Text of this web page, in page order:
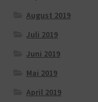
August 2019
Juli 2019
Juni 2019
Mai 2019
April 2019